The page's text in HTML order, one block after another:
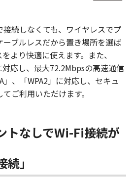
接続しなくても、ワイヤレスでプ
ーブルレスだから置き場所を選ば
より快適に使えます。また、
応し、最大72.2Mbpsの高速通信
」、「WPA2」に対応し、セキュ
ご利用いただけます。
トなしでWi-Fi接続が
続」